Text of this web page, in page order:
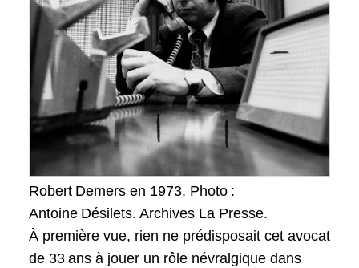
Robert Demers en 1973. Photo :
Antoine Désilets. Archives La Presse.
À première vue, rien ne prédisposait cet avocat
de 33 ans à jouer un rôle névralgique dans